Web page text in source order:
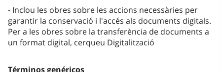
Inclou les obres sobre les accions necessàries per
garantir la conservació i l'accés als documents digitals.
Per a les obres sobre la transferència de documents a
un format digital, cerqueu Digitalització
Términos genéricos